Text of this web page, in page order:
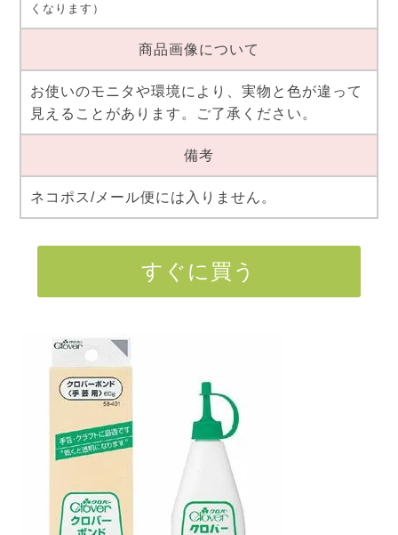
くなります）
商品画像について
お使いのモニタや環境により、実物と色が違って
見えることがあります。ご了承ください。
備考
ネコポス/メール便には入りません。
すぐに買う